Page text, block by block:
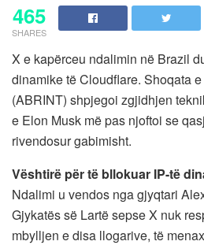
465
SHARES
X e kapërceu ndalimin në Brazil
dinamike të Cloudflare. Shoqata
(ABRINT) shpjegoi zgjidhjen
e Elon Musk më pas njoftoi se
rivendosur gabimisht.
Vështirë për të bllokuar IP-të
Ndalimi u vendos nga gjyqtari
Gjykatës së Lartë sepse X nuk
mbylljen e disa llogarive, të